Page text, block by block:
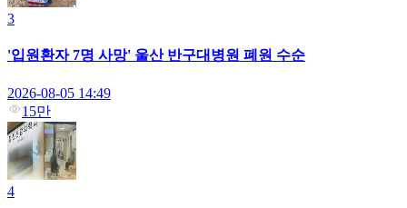
3
'입원환자 7명 사망' 울산 반구대병원 폐원 수순
2026-08-05 14:49
15만
4